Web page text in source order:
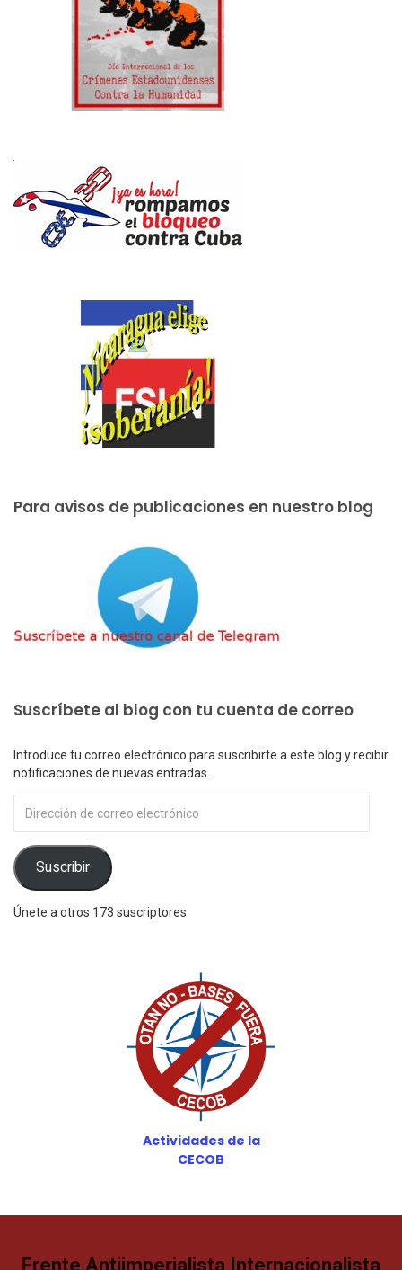
Para avisos de publicaciones en nuestro blog
Suscríbete al blog con tu cuenta de correo
Introduce tu correo electrónico para suscribirte a este blog y recibir
notificaciones de nuevas entradas.
de
correo
electrónico
Suscribir
Únete a otros 173 suscriptores
Actividades de la
CECOB
Frente Antiimperialista Internacionalista